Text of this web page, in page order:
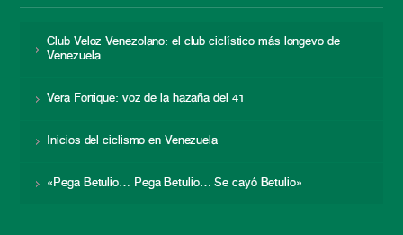
Club Veloz Venezolano: el club ciclístico más longevo de
Venezuela
Vera Fortique: voz de la hazaña del 41
Inicios del ciclismo en Venezuela
«Pega Betulio… Pega Betulio… Se cayó Betulio»